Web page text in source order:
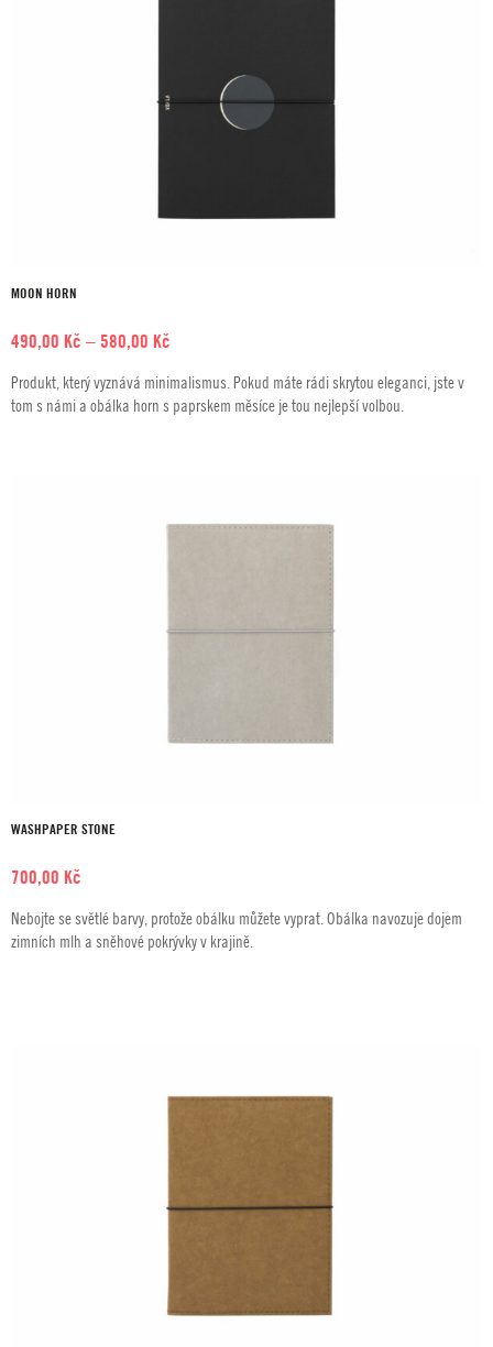
MOON HORN
490,00 Kč –580,00 Kč
490,00 Kč
až
Produkt, který vyznává minimalismus. Pokud máte rádi skrytou eleganci, jste v
tom s námi a obálka horn s paprskem měsíce je tou nejlepší volbou.
WASHPAPER STONE
700,00 Kč
Nebojte se světlé barvy, protože obálku můžete vyprat. Obálka navozuje dojem
zimních mlh a sněhové pokrývky v krajině.